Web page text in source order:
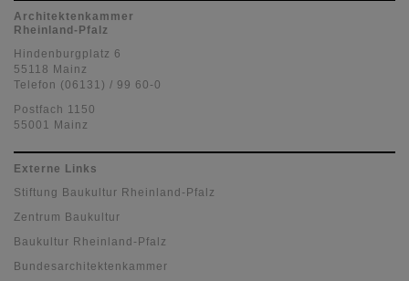
Architektenkammer
Rheinland-Pfalz
Hindenburgplatz 6
55118 Mainz
Telefon (06131) / 99 60-0
Postfach 1150
55001 Mainz
Externe Links
Stiftung Baukultur Rheinland-Pfalz
Zentrum Baukultur
Baukultur Rheinland-Pfalz
Bundesarchitektenkammer